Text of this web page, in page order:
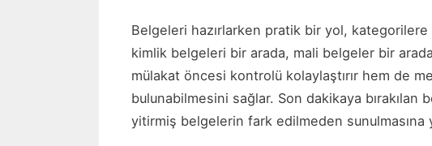
Belgeleri hazırlarken pratik bir yol,
kimlik belgeleri bir arada, mali belgeler bir
mülakat öncesi kontrolü kolaylaştırır hem de
bulunabilmesini sağlar. Son dakikaya
yitirmiş belgelerin fark edilmeden sunulmasına